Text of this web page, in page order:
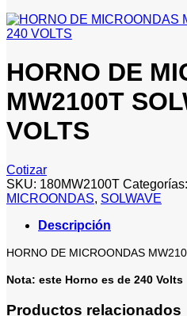
HORNO DE
MW2100T
VOLTS
Cotizar
SKU: 180MW2100T Categorías:
MICROONDAS, SOLWAVE
Descripción
HORNO DE MICROONDAS
Nota: este Horno es de 240 Volts
Productos relacionados